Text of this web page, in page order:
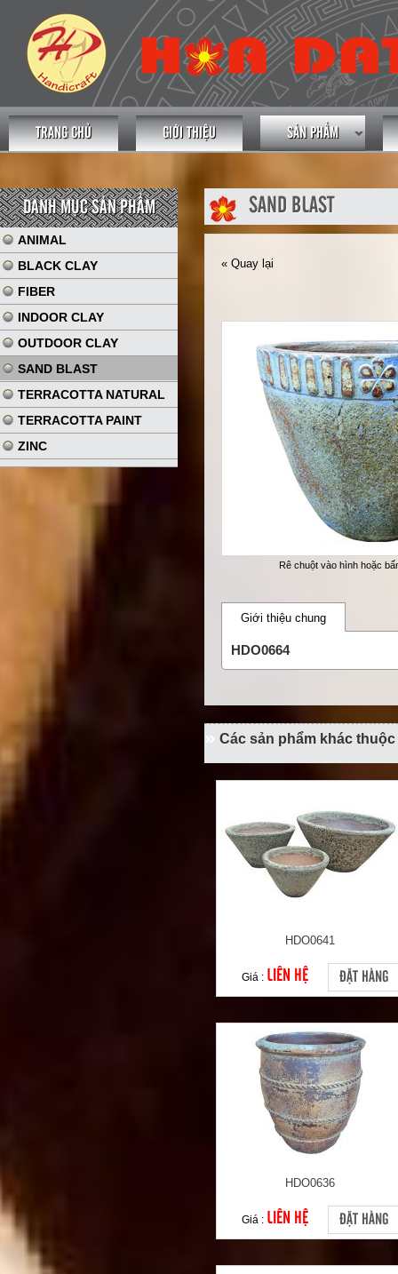
TRANG CHỦ GIỚI THIỆU SẢN PHẨM
DANH MỤC SẢN PHẨM
ANIMAL
BLACK CLAY
FIBER
INDOOR CLAY
OUTDOOR CLAY
SAND BLAST
TERRACOTTA NATURAL
TERRACOTTA PAINT
ZINC
SAND BLAST
« Quay lại
Rê chuột vào hình hoặc
Giới thiệu chung
HDO0664
Các sản phẩm khác
HDO0641
Giá : LIÊN HỆ ĐẶT HÀNG
HDO0636
Giá : LIÊN HỆ ĐẶT HÀNG